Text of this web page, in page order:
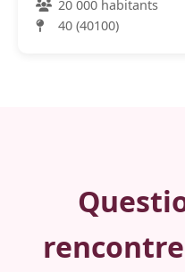
20 000 habitants
40 (40100)